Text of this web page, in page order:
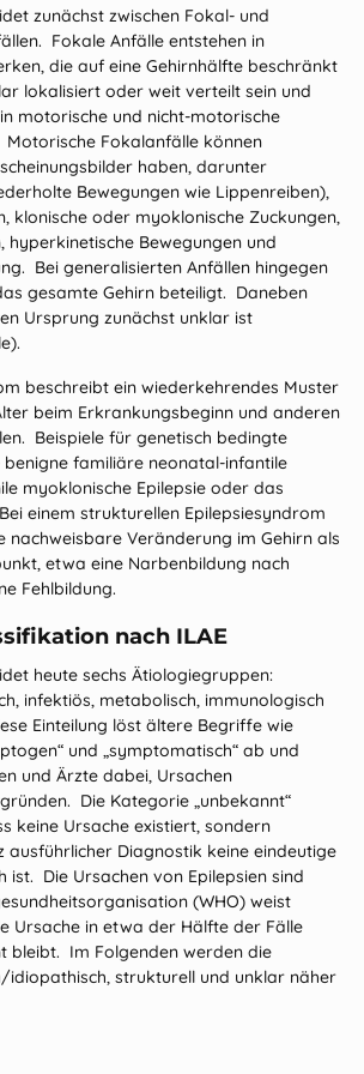
zunächst zwischen Fokal‑ und
Fokale Anfälle entstehen in
die auf eine Gehirnhälfte beschränkt
lokalisiert oder weit verteilt sein und
motorische und nicht‑motorische
Fokalanfälle können
haben, darunter
Bewegungen wie Lippenreiben),
klonische oder myoklonische Zuckungen,
hyperkinetische Bewegungen und
Bei generalisierten Anfällen hingegen
gesamte Gehirn beteiligt. Daneben
Ursprung zunächst unklar ist
beschreibt ein wiederkehrendes Muster
beim Erkrankungsbeginn und anderen
Beispiele für genetisch bedingte
familiäre neonatal‑infantile
myoklonische Epilepsie oder das
einem strukturellen Epilepsiesyndrom
nachweisbare Veränderung im Gehirn als
etwa eine Narbenbildung nach
Fehlbildung.
nach ILAE
heute sechs Ätiologiegruppen:
infektiös, metabolisch, immunologisch
Einteilung löst ältere Begriffe wie
und „symptomatisch“ ab und
und Ärzte dabei, Ursachen
Die Kategorie „unbekannt“
keine Ursache existiert, sondern
ausführlicher Diagnostik keine eindeutige
ist. Die Ursachen von Epilepsien sind
(WHO) weist
Ursache in etwa der Hälfte der Fälle
bleibt. Im Folgenden werden die
idiopathisch, strukturell und unklar näher